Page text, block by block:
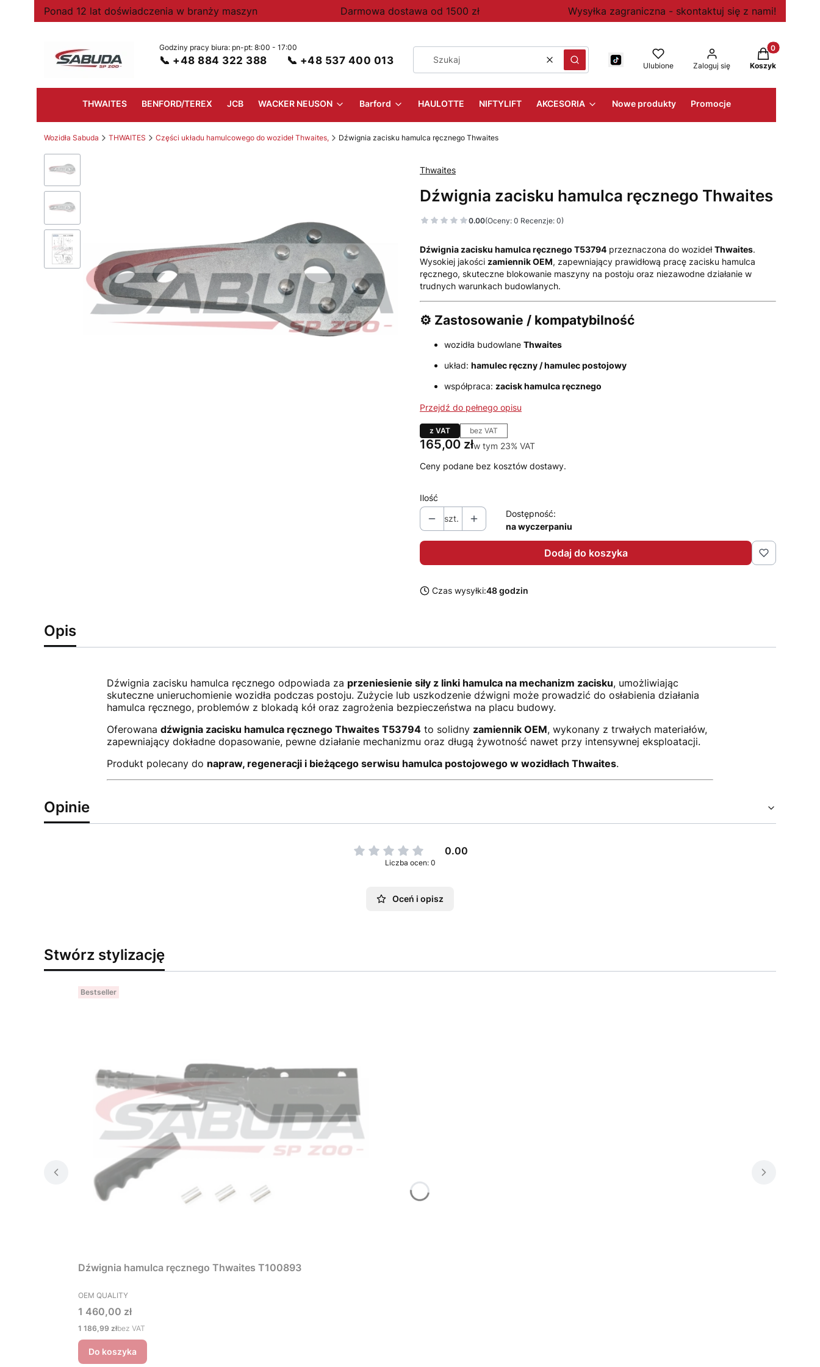
Ponad 12 lat doświadczenia w branży maszyn Darmowa dostawa od 1500 zł Wysyłka zagraniczna - skontaktuj się z nami!
📞 +48 884 322 388 📞 +48 537 400 013 WyczyśćSzukaj Ulubione Zaloguj się
Produkty w
Koszyk
THWAITES BENFORD/TEREX JCB WACKER NEUSON Barford HAULOTTE NIFTYLIFT AKCESORIA Nowe produkty Promocje
Wozidła Sabuda THWAITES Części układu hamulcowego do wozideł Thwaites, Dźwignia zacisku hamulca ręcznego Thwaites
Thwaites
Dźwignia zacisku hamulca ręcznego Thwaites
0.00(Oceny: 0 Recenzje: 0)
Dźwignia zacisku hamulca ręcznego T53794 przeznaczona do wozidełThwaites.
Wysokiej jakości zamiennik OEM, zapewniający prawidłową pracę zacisku hamulca
ręcznego, skuteczne blokowanie maszyny na postoju oraz niezawodne działanie w
trudnych warunkach budowlanych.
⚙️ Zastosowanie / kompatybilność
wozidła budowlane Thwaites
układ: hamulec ręczny / hamulec postojowy
współpraca: zacisk hamulca ręcznego
Przejdź do pełnego opisu
z VAT bez VAT
Cena
165,00 złw tym 23% VAT
w tym 23% VAT
Ceny podane bez kosztów dostawy.
Ilość
szt.
Dostępność:
na wyczerpaniu
Dodaj do koszyka
Czas wysyłki:48 godzin
Opis
Dźwignia zacisku hamulca ręcznego odpowiada za przeniesienie siły z linki hamulca na mechanizm zacisku, umożliwiając
skuteczne unieruchomienie wozidła podczas postoju. Zużycie lub uszkodzenie dźwigni może prowadzić do osłabienia działania
hamulca ręcznego, problemów z blokadą kół oraz zagrożenia bezpieczeństwa na placu budowy.
Oferowana dźwignia zacisku hamulca ręcznego Thwaites T53794to solidny zamiennik OEM, wykonany z trwałych materiałów,
zapewniający dokładne dopasowanie, pewne działanie mechanizmu oraz długą żywotność nawet przy intensywnej eksploatacji.
Produkt polecany do napraw, regeneracji i bieżącego serwisu hamulca postojowego w wozidłach Thwaites.
Opinie
0.00
Liczba ocen: 0
Oceń i opisz
Stwórz stylizację
Bestseller
Dźwignia hamulca ręcznego Thwaites T100893
PRODUCENT
OEM QUALITY
Cena
1 460,00 zł
Cena
1 186,99 złbez VAT
Do koszyka